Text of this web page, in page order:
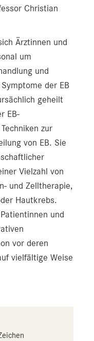
Christian
Ärztinnen und
um
und
der EB
geheilt
EB-
zur
von EB. Sie
Vielzahl von
und Zelltherapie,
Hautkrebs.
und
vor deren
vielfältige Weise